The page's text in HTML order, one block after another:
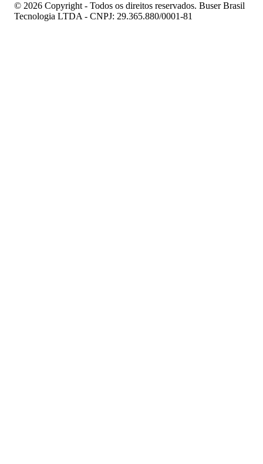
© 2026 Copyright - Todos os direitos reservados. Buser Brasil
Tecnologia LTDA - CNPJ: 29.365.880/0001-81